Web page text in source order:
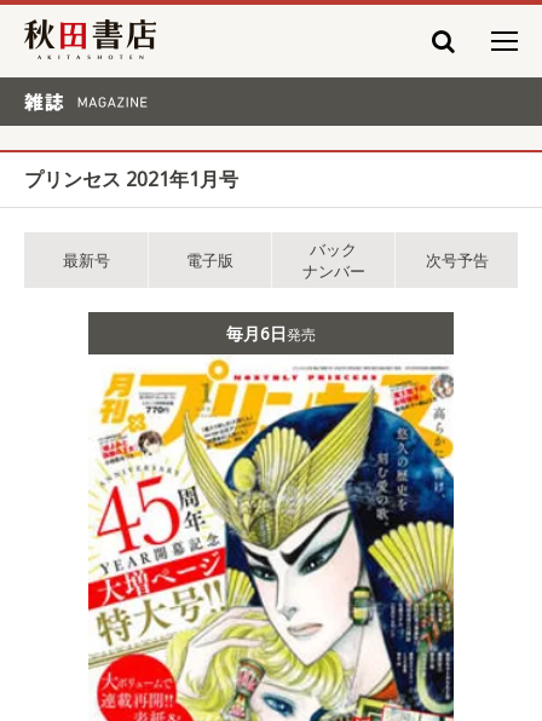
秋田書店
プリンセス 2021年1月号
最新号 電子版
バック
ナンバー
次号予告
毎月6日発売